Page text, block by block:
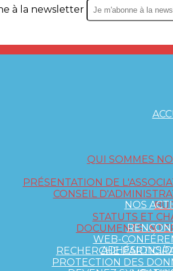
à la newsletter
QUI SOMMES
PRÉSENTATION DE
CONSEIL
STATUTS ET
DOCUMENTS
NOS
WEB-
RECHERCHE
PROTECTION DES
ADHÉSIONS/